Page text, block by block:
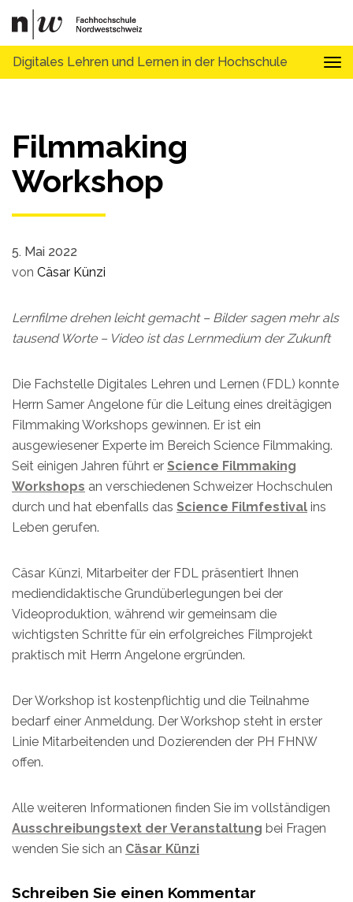
Digitales Lehren und Lernen in der Hochschule
Filmmaking
Workshop
5. Mai 2022
von Cäsar Künzi
Lernfilme drehen leicht gemacht – Bilder sagen mehr als
tausend Worte – Video ist das Lernmedium der Zukunft
Die Fachstelle Digitales Lehren und Lernen (FDL) konnte
Herrn Samer Angelone für die Leitung eines dreitägigen
Filmmaking Workshops gewinnen. Er ist ein
ausgewiesener Experte im Bereich Science Filmmaking.
Seit einigen Jahren führt er Science Filmmaking
Workshops an verschiedenen Schweizer Hochschulen
durch und hat ebenfalls das Science Filmfestival ins
Leben gerufen.
Cäsar Künzi, Mitarbeiter der FDL präsentiert Ihnen
mediendidaktische Grundüberlegungen bei der
Videoproduktion, während wir gemeinsam die
wichtigsten Schritte für ein erfolgreiches Filmprojekt
praktisch mit Herrn Angelone ergründen.
Der Workshop ist kostenpflichtig und die Teilnahme
bedarf einer Anmeldung. Der Workshop steht in erster
Linie Mitarbeitenden und Dozierenden der PH FHNW
offen.
Alle weiteren Informationen finden Sie im vollständigen
Ausschreibungstext der Veranstaltung bei Fragen
wenden Sie sich an Cäsar Künzi
Schreiben Sie einen Kommentar